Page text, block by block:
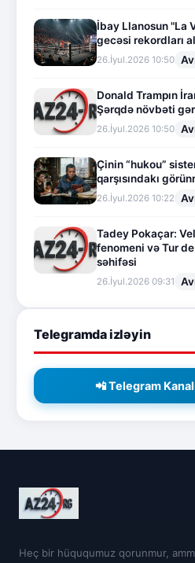
İbay Llanosun "La
gecəsi rekordları
26.İyul.2026 10:50
Donald Trampın
Şərqdə növbəti
26.İyul.2026 10:50
Çinin “hukou”
qarşısındakı
26.İyul.2026 10:22
Tadey Pokaçar:
fenomeni və Tur
səhifəsi
26.İyul.2026 09:31
Telegramda izləyin
📲 Telegram
Heç bir hüququmuz qorunmur,